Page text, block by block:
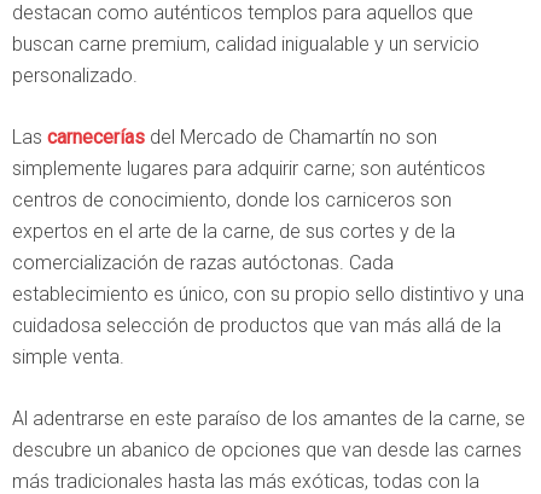
destacan como auténticos templos para aquellos que
buscan carne premium, calidad inigualable y un servicio
personalizado.
Las carnecerías del Mercado de Chamartín no son
simplemente lugares para adquirir carne; son auténticos
centros de conocimiento, donde los carniceros son
expertos en el arte de la carne, de sus cortes y de la
comercialización de razas autóctonas. Cada
establecimiento es único, con su propio sello distintivo y una
cuidadosa selección de productos que van más allá de la
simple venta.
Al adentrarse en este paraíso de los amantes de la carne, se
descubre un abanico de opciones que van desde las carnes
más tradicionales hasta las más exóticas, todas con la